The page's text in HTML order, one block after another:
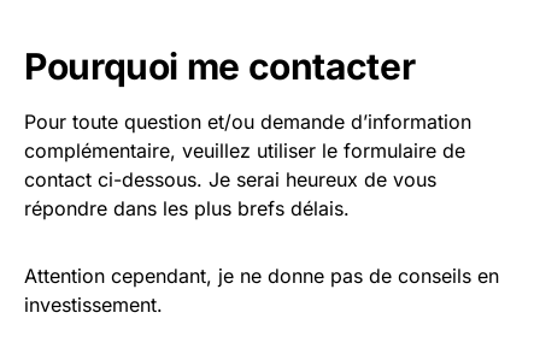
Pourquoi me contacter
Pour toute question et/ou demande d’information
complémentaire, veuillez utiliser le formulaire de
contact ci-dessous. Je serai heureux de vous
répondre dans les plus brefs délais.
Attention cependant, je ne donne pas de conseils en
investissement.